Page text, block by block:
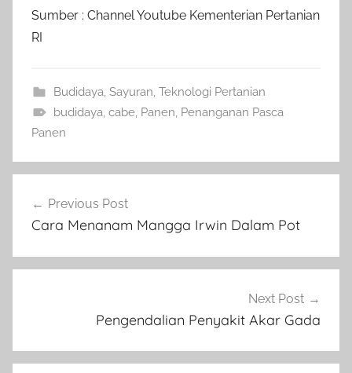
Sumber : Channel Youtube Kementerian Pertanian
RI
Budidaya, Sayuran, Teknologi Pertanian
budidaya, cabe, Panen, Penanganan Pasca
Panen
pos
Previous Post
Cara Menanam Mangga Irwin Dalam Pot
Next Post
Pengendalian Penyakit Akar Gada